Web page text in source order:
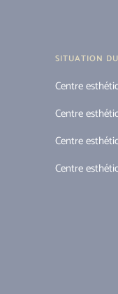
SITUATION
Centre
Centre
Centre
Centre